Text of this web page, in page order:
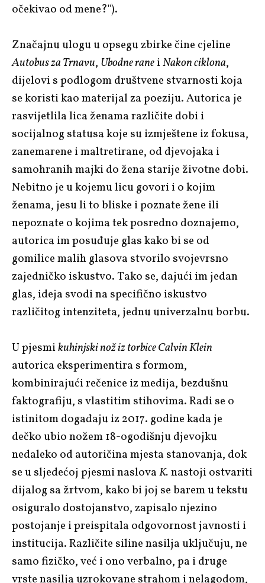
očekivao od mene?").
Značajnu ulogu u opsegu zbirke čine cjeline
Autobus za Trnavu, Ubodne raneiNakon ciklona,
dijelovi s podlogom društvene stvarnosti koja
se koristi kao materijal za poeziju. Autorica je
rasvijetlila lica ženama različite dobi i
socijalnog statusa koje su izmještene iz fokusa,
zanemarene i maltretirane, od djevojaka i
samohranih majki do žena starije životne dobi.
Nebitno je u kojemu licu govori i o kojim
ženama, jesu li to bliske i poznate žene ili
nepoznate o kojima tek posredno doznajemo,
autorica im posuđuje glas kako bi se od
gomilice malih glasova stvorilo svojevrsno
zajedničko iskustvo. Tako se, dajući im jedan
glas, ideja svodi na specifično iskustvo
različitog intenziteta, jednu univerzalnu borbu.
U pjesmikuhinjski nož iz torbice Calvin Klein
autorica eksperimentira s formom,
kombinirajući rečenice iz medija, bezdušnu
faktografiju, s vlastitim stihovima. Radi se o
istinitom događaju iz 2017. godine kada je
dečko ubio nožem 18-ogodišnju djevojku
nedaleko od autoričina mjesta stanovanja, dok
se u sljedećoj pjesmi naslovaK.nastoji ostvariti
dijalog sa žrtvom, kako bi joj se barem u tekstu
osiguralo dostojanstvo, zapisalo njezino
postojanje i preispitala odgovornost javnosti i
institucija. Različite siline nasilja uključuju, ne
samo fizičko, već i ono verbalno, pa i druge
vrste nasilja uzrokovane strahom i nelagodom,